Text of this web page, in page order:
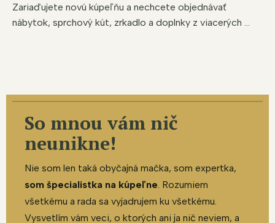
Zariaďujete novú kúpeľňu a nechcete objednávať
nábytok, sprchový kút, zrkadlo a doplnky z viacerých ...
So mnou vám nič
neunikne!
Nie som len taká obyčajná mačka, som expertka,
som špecialistka na kúpeľne . Rozumiem
všetkému a rada sa vyjadrujem ku všetkému.
Vysvetlím vám veci, o ktorých ani ja nič neviem, a